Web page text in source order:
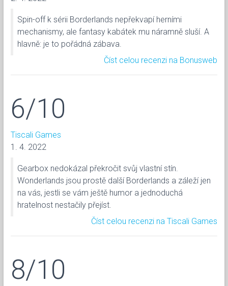
Spin-off k sérii Borderlands nepřekvapí herními
mechanismy, ale fantasy kabátek mu náramně sluší. A
hlavně: je to pořádná zábava.
Číst celou recenzi na Bonusweb
6/10
Tiscali Games
1. 4. 2022
Gearbox nedokázal překročit svůj vlastní stín.
Wonderlands jsou prostě další Borderlands a záleží jen
na vás, jestli se vám ještě humor a jednoduchá
hratelnost nestačily přejíst.
Číst celou recenzi na Tiscali Games
8/10